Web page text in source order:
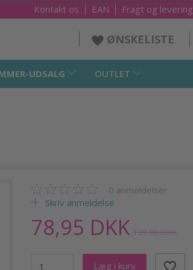
Fragt og levering
EAN
Kontakt os
ØNSKELISTE
UDSALG OUTLET
0 anmeldelser
Skriv anmeldelse
78,95 DKK 139,00 DKK
Læg i kurv